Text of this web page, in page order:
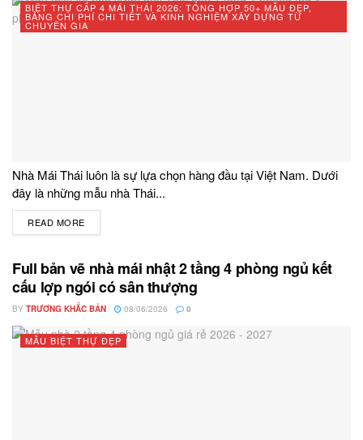
BIỆT THỰ CẤP 4 MÁI THÁI 2026: TỔNG HỢP 50+ MẪU ĐẸP,
BẢNG CHI PHÍ CHI TIẾT VÀ KINH NGHIỆM XÂY DỰNG TỪ
CHUYÊN GIA
Nhà Mái Thái luôn là sự lựa chọn hàng đầu tại Việt Nam. Dưới
đây là những mẫu nhà Thái...
READ MORE
Full bản vẽ nhà mái nhật 2 tầng 4 phòng ngủ kết
cấu lợp ngói có sân thượng
BY TRƯƠNG KHẮC BẢN 08/06/2026 0
MẪU BIỆT THỰ ĐẸP